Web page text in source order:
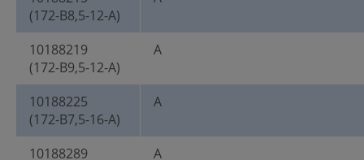
(172-B8,5-12-A)
10188219
(172-B9,5-12-A)
A
10188225
(172-B7,5-16-A)
A
10188289
A